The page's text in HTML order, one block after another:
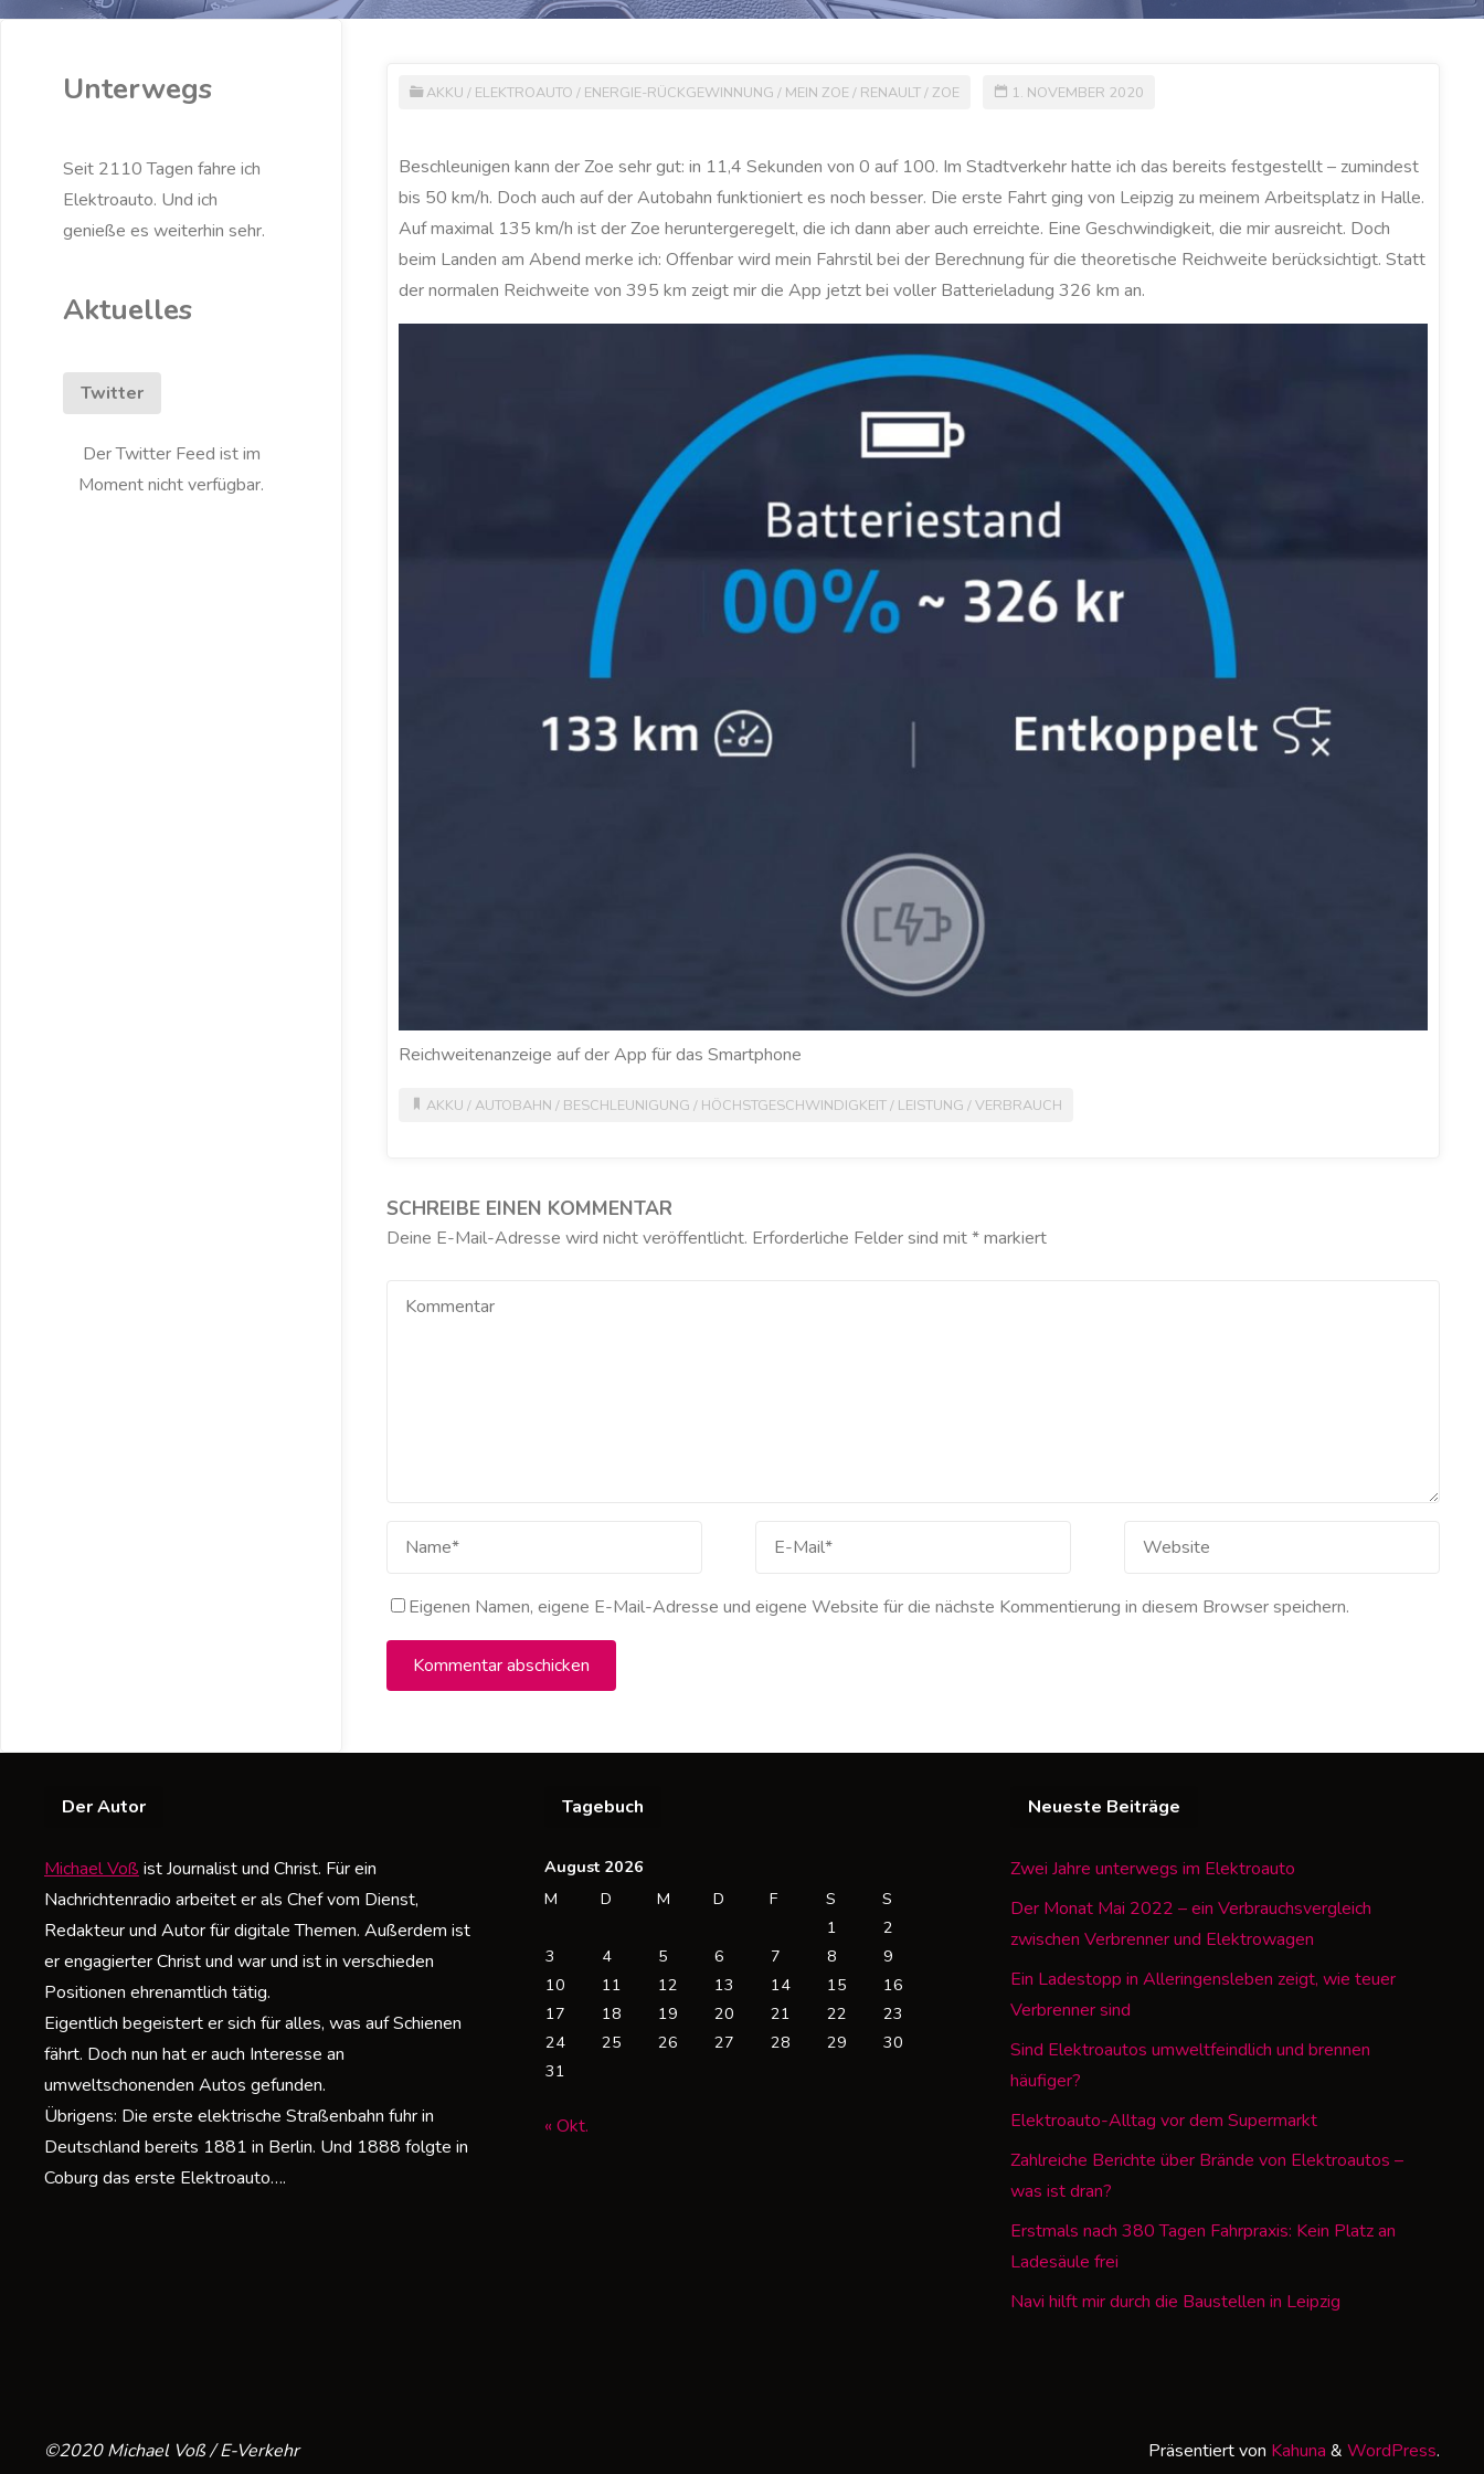
AKKU / ELEKTROAUTO / ENERGIE-RÜCKGEWINNUNG / MEIN ZOE/ RENAULT/ ZOE 1. NOVEMBER 2020
Beschleunigen kann der Zoe sehr gut: in 11,4 Sekunden von 0 auf 100. Im Stadtverkehr hatte ich das bereits festgestellt – zumindest
bis 50 km/h. Doch auch auf der Autobahn funktioniert es noch besser. Die erste Fahrt ging von Leipzig zu meinem Arbeitsplatz in Halle.
Auf maximal 135 km/h ist der Zoe heruntergeregelt, die ich dann aber auch erreichte. Eine Geschwindigkeit, die mir ausreicht. Doch
beim Landen am Abend merke ich: Offenbar wird mein Fahrstil bei der Berechnung für die theoretische Reichweite berücksichtigt. Statt
der normalen Reichweite von 395 km zeigt mir die App jetzt bei voller Batterieladung 326 km an.
Reichweitenanzeige auf der App für das Smartphone
AKKU /AUTOBAHN / BESCHLEUNIGUNG / HÖCHSTGESCHWINDIGKEIT/ LEISTUNG /VERBRAUCH
SCHREIBE EINEN KOMMENTAR
Deine E-Mail-Adresse wird nicht veröffentlicht. Erforderliche Felder sind mit*markiert
Eigenen Namen, eigene E-Mail-Adresse und eigene Website für die nächste Kommentierung in diesem Browser speichern.
Unterwegs
Seit 2110 Tagen fahre ich
Elektroauto. Und ich
genieße es weiterhin sehr.
Aktuelles
Twitter
Der Twitter Feed ist im
Moment nicht verfügbar.
Der Autor
Michael Voß ist Journalist und Christ. Für ein
Nachrichtenradio arbeitet er als Chef vom Dienst,
Redakteur und Autor für digitale Themen. Außerdem ist
er engagierter Christ und war und ist in verschieden
Positionen ehrenamtlich tätig.
Eigentlich begeistert er sich für alles, was auf Schienen
fährt. Doch nun hat er auch Interesse an
umweltschonenden Autos gefunden.
Übrigens: Die erste elektrische Straßenbahn fuhr in
Deutschland bereits 1881 in Berlin. Und 1888 folgte in
Coburg das erste Elektroauto….
Tagebuch
August 2026
M
D M D F S
S
1
2
3
4 5 6 7 8
9
10
11 12 13 14 15
16
17
18 19 20 21 22
23
24
25 26 27 28 29
30
31
« Okt.
Neueste Beiträge
Zwei Jahre unterwegs im Elektroauto
Der Monat Mai 2022 – ein Verbrauchsvergleich
zwischen Verbrenner und Elektrowagen
Ein Ladestopp in Alleringensleben zeigt, wie teuer
Verbrenner sind
Sind Elektroautos umweltfeindlich und brennen
häufiger?
Elektroauto-Alltag vor dem Supermarkt
Zahlreiche Berichte über Brände von Elektroautos –
was ist dran?
Erstmals nach 380 Tagen Fahrpraxis: Kein Platz an
Ladesäule frei
Navi hilft mir durch die Baustellen in Leipzig
Präsentiert von Kahuna & WordPress.
©2020 Michael Voß / E-Verkehr